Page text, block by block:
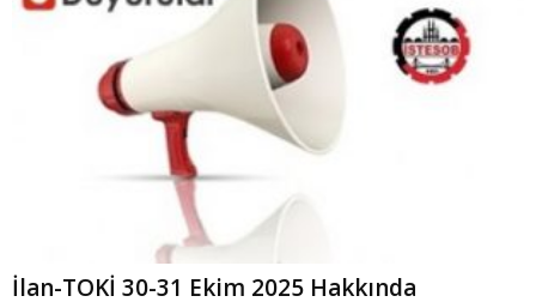
İlan-TOKİ 30-31 Ekim 2025 Hakkında